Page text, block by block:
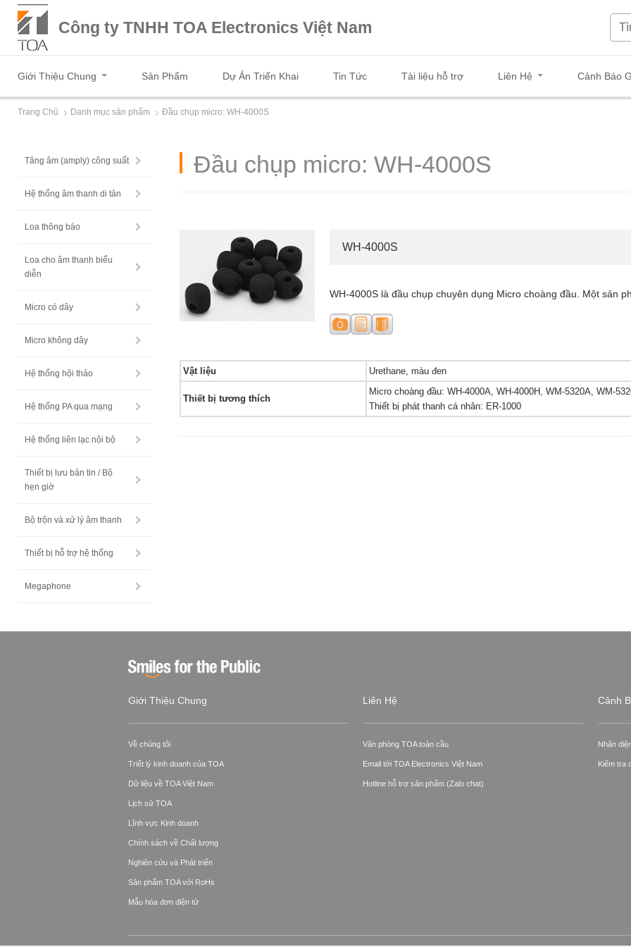
Công ty TNHH TOA Electronics Việt Nam
Giới Thiệu Chung Sản Phẩm Dự Án Triển Khai Tin Tức Tài liệu hỗ trợ Liên Hệ Cảnh Báo
Trang Chủ Danh mục sản phẩm Đầu chụp micro: WH-4000S
Đầu chụp micro: WH-4000S
WH-4000S
WH-4000S là đầu chụp chuyên dụng Micro choàng đầu. Một sản
Vật liệu Urethane, màu đen
Thiết bị tương thích
Micro choàng đầu: WH-4000A, WH-4000H, WM-5320A, WM-
Thiết bị phát thanh cá nhân: ER-1000
Tăng âm (amply) công suất
Hệ thống âm thanh di tản
Loa thông báo
Loa cho âm thanh biểu
diễn
Micro có dây
Micro không dây
Hệ thống hội thảo
Hệ thống PA qua mạng
Hệ thống liên lạc nội bộ
Thiết bị lưu bản tin / Bộ
hẹn giờ
Bộ trộn và xử lý âm thanh
Thiết bị hỗ trợ hệ thống
Megaphone
Giới Thiệu Chung
Về chúng tôi
Triết lý kinh doanh của TOA
Dữ liệu về TOA Việt Nam
Lịch sử TOA
Lĩnh vực Kinh doanh
Chính sách về Chất lượng
Nghiên cứu và Phát triển
Sản phẩm TOA với RoHs
Mẫu hóa đơn điện tử
Liên Hệ
Văn phòng TOA toàn cầu
Email tới TOA Electronics Việt Nam
Hotline hỗ trợ sản phẩm (Zalo chat)
Cảnh
Nhận
Kiểm tra